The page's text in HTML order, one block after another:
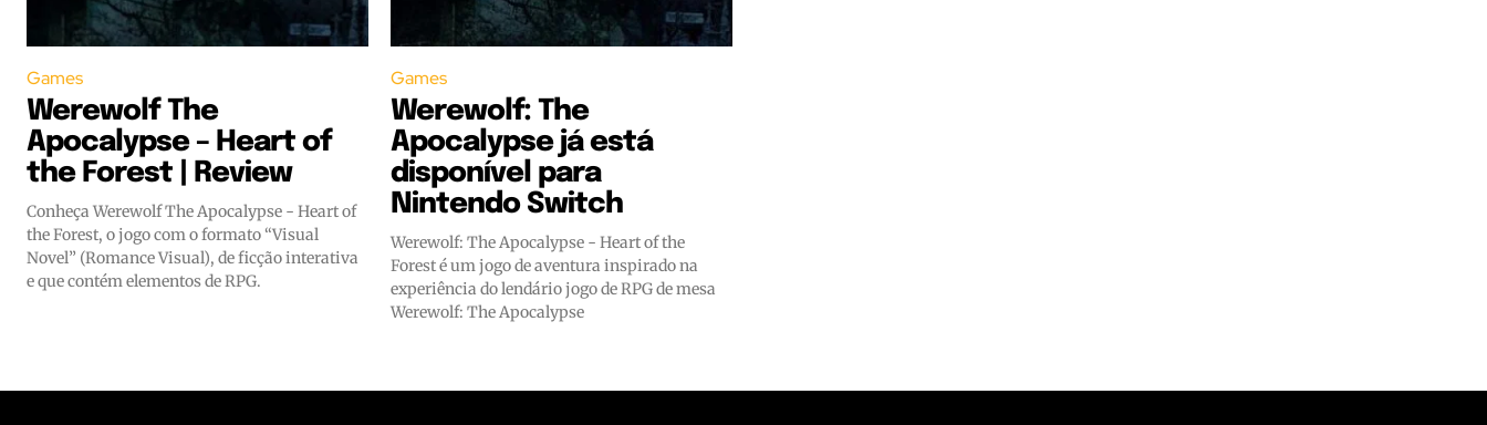
Games
Werewolf The
Apocalypse – Heart of
the Forest | Review
Conheça Werewolf The Apocalypse - Heart of
the Forest, o jogo com o formato “Visual
Novel” (Romance Visual), de ficção interativa
e que contém elementos de RPG.
Games
Werewolf: The
Apocalypse já está
disponível para
Nintendo Switch
Werewolf: The Apocalypse - Heart of the
Forest é um jogo de aventura inspirado na
experiência do lendário jogo de RPG de mesa
Werewolf: The Apocalypse